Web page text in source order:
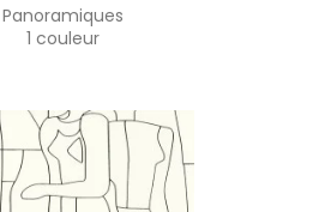
Panoramiques
1 couleur